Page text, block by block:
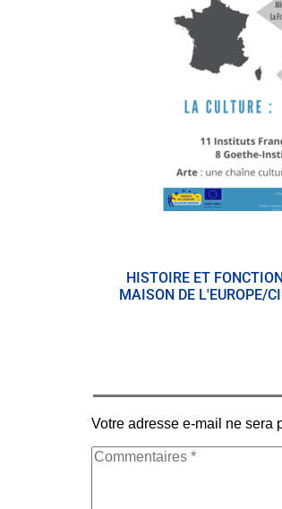
HISTOIRE ET
MAISON DE L'EUROPE/
Votre adresse e-mail ne sera